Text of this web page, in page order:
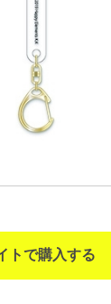
トで購入する